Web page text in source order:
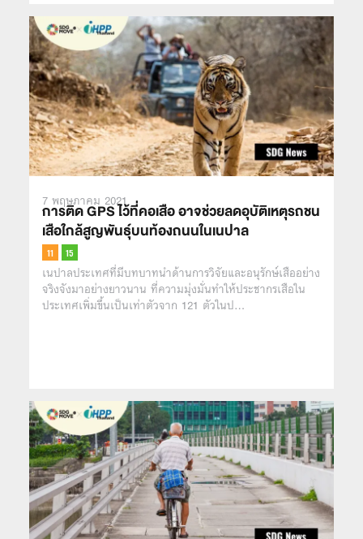
7 พฤษภาคม 2021
การติด GPS ไว้ที่คอเสือ อาจช่วยลดอุบัติเหตุรถชน
เสือใกล้สูญพันธุ์บนท้องถนนในเนปาล
เนปาลประเทศที่มีบทบาทนำด้านการวิจัยและอนุรักษ์เสืออย่าง
จริงจังมาอย่างยาวนาน ที่ความมุ่งมั่นทำให้ประชากรเสือใน
ประเทศเพิ่มขึ้นเป็นเท่าตัวจาก 121 ตัวในป…